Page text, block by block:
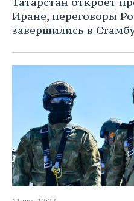
Иране, переговоры
завершились в